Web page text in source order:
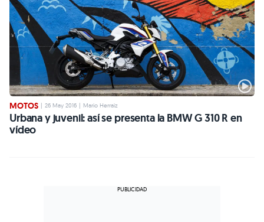
MOTOS 26 May 2016 Mario Herraiz
Urbana y juvenil: así se presenta la BMW G 310 R en
vídeo